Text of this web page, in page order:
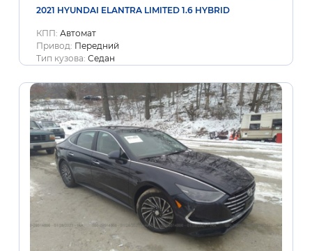
2021 HYUNDAI ELANTRA LIMITED 1.6 HYBRID
КПП: Автомат
Привод: Передний
Тип кузова: Седан